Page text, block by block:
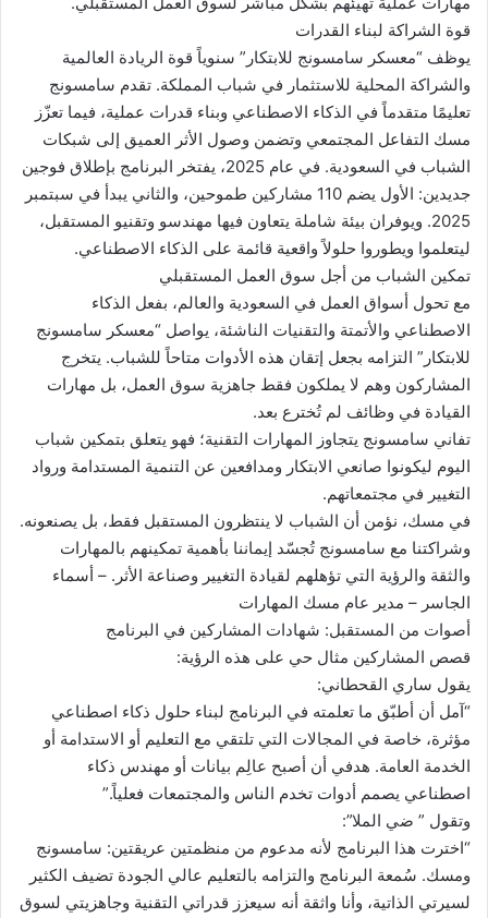
قوة الشراكة لبناء القدرات
يوظف “معسكر سامسونج للابتكار” سنوياً قوة الريادة العالمية
والشراكة المحلية للاستثمار في شباب المملكة. تقدم سامسونج
تعليمًا متقدماً في الذكاء الاصطناعي وبناء قدرات عملية، فيما تعزّز
مسك التفاعل المجتمعي وتضمن وصول الأثر العميق إلى شبكات
الشباب في السعودية. في عام 2025، يفتخر البرنامج بإطلاق فوجين
جديدين: الأول يضم 110 مشاركين طموحين، والثاني يبدأ في سبتمبر
2025. ويوفران بيئة شاملة يتعاون فيها مهندسو وتقنيو المستقبل،
ليتعلموا ويطوروا حلولاً واقعية قائمة على الذكاء الاصطناعي.
تمكين الشباب من أجل سوق العمل المستقبلي
مع تحول أسواق العمل في السعودية والعالم، بفعل الذكاء
الاصطناعي والأتمتة والتقنيات الناشئة، يواصل “معسكر سامسونج
للابتكار” التزامه بجعل إتقان هذه الأدوات متاحاً للشباب. يتخرج
المشاركون وهم لا يملكون فقط جاهزية سوق العمل، بل مهارات
القيادة في وظائف لم تُخترع بعد.
تفاني سامسونج يتجاوز المهارات التقنية؛ فهو يتعلق بتمكين شباب
اليوم ليكونوا صانعي الابتكار ومدافعين عن التنمية المستدامة ورواد
التغيير في مجتمعاتهم.
في مسك، نؤمن أن الشباب لا ينتظرون المستقبل فقط، بل يصنعونه.
وشراكتنا مع سامسونج تُجسّد إيماننا بأهمية تمكينهم بالمهارات
والثقة والرؤية التي تؤهلهم لقيادة التغيير وصناعة الأثر. – أسماء
الجاسر – مدير عام مسك المهارات
أصوات من المستقبل: شهادات المشاركين في البرنامج
قصص المشاركين مثال حي على هذه الرؤية:
يقول ساري القحطاني:
“آمل أن أطبّق ما تعلمته في البرنامج لبناء حلول ذكاء اصطناعي
مؤثرة، خاصة في المجالات التي تلتقي مع التعليم أو الاستدامة أو
الخدمة العامة. هدفي أن أصبح عالِم بيانات أو مهندس ذكاء
اصطناعي يصمم أدوات تخدم الناس والمجتمعات فعلياً.”
وتقول ” ضي الملا”:
“اخترت هذا البرنامج لأنه مدعوم من منظمتين عريقتين: سامسونج
ومسك. سُمعة البرنامج والتزامه بالتعليم عالي الجودة تضيف الكثير
لسيرتي الذاتية، وأنا واثقة أنه سيعزز قدراتي التقنية وجاهزيتي لسوق